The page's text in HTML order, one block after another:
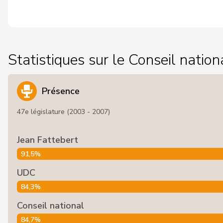
Statistiques sur le Conseil
Présence
47e législature (2003 - 2007)
Jean Fattebert
91,5%
UDC
84,3%
Conseil national
84,7%